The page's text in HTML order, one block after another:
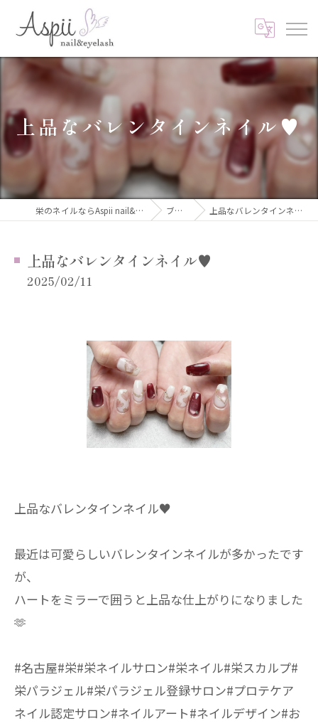
上品なバレンタインネイル♥️
栄のネイルならAspii nail&eyelash ブログ 上品なバレンタインネイル♥️
上品なバレンタインネイル♥️
2025/02/11
上品なバレンタインネイル♥️
最近は可愛らしいバレンタインネイルが多かったです
が、
ハートをミラーで囲うと上品な仕上がりになりました
🫶
#名古屋#栄#栄ネイルサロン#栄ネイル#栄スカルプ#
栄パラジェル#栄パラジェル登録サロン#プロテケア
ネイル認定サロン#ネイルアート#ネイルデザイン#お